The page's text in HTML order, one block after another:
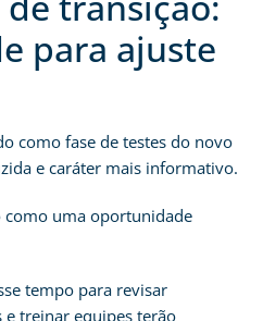
para ajuste
como fase de testes do novo
e caráter mais informativo.
como uma oportunidade
tempo para revisar
e treinar equipes terão